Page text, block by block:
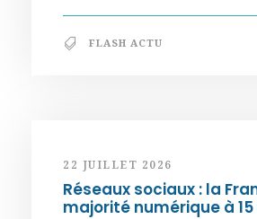
FLASH ACTU
22 JUILLET 2026
Réseaux sociaux : la
majorité numérique à 15